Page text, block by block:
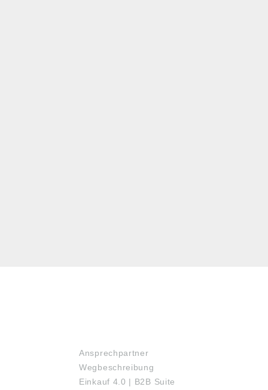
Ansprechpartner
Wegbeschreibung
Einkauf 4.0 | B2B Suite